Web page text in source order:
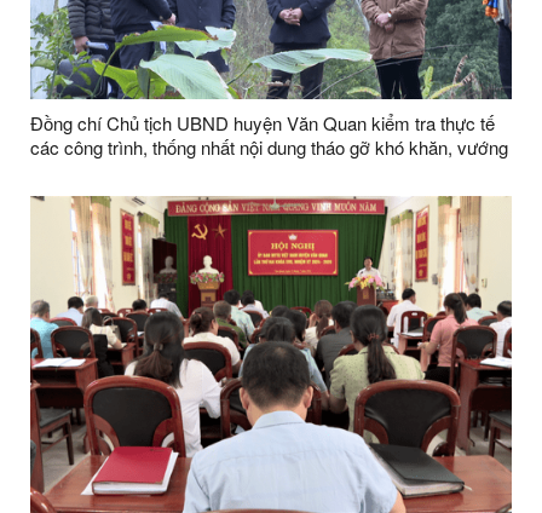
Đồng chí Chủ tịch UBND huyện Văn Quan kiểm tra thực tế
các công trình, thống nhất nội dung tháo gỡ khó khăn, vướng